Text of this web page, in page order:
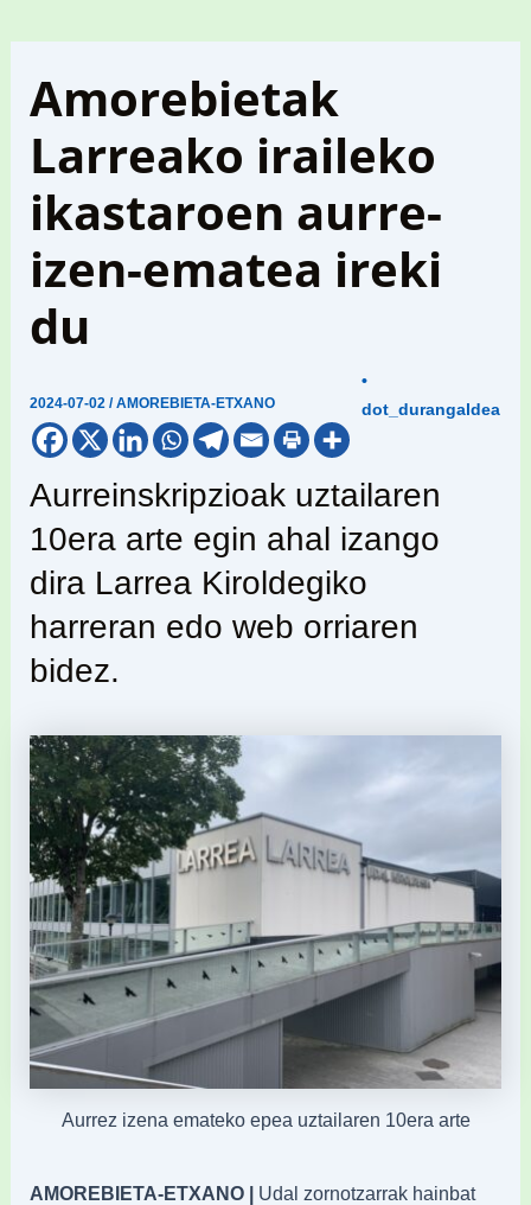
Amorebietak
Larreako iraileko
ikastaroen aurre-
izen-ematea ireki
du
2024-07-02/AMOREBIETA-ETXANO
•
dot_durangaldea
Aurreinskripzioak uztailaren
10era arte egin ahal izango
dira Larrea Kiroldegiko
harreran edo web orriaren
bidez.
Aurrez izena emateko epea uztailaren 10era arte
AMOREBIETA-ETXANO | Udal zornotzarrak hainbat